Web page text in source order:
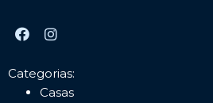
Categorias:
Casas